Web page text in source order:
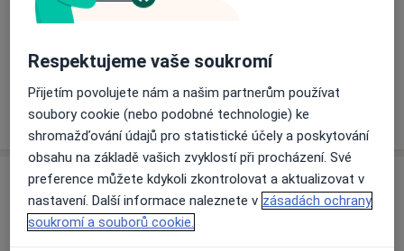
Ceník
Tento specialista ještě nepřidával žádné informace o
svých službách.
Adresa
Oblastní nemocnice Kolín
Respektujeme vaše soukromí
Přijetím povolujete nám a našim partnerům používat
soubory cookie (nebo podobné technologie) ke
shromažďování údajů pro statistické účely a poskytování
obsahu na základě vašich zvyklostí při procházení. Své
preference můžete kdykoli zkontrolovat a aktualizovat v
nastavení. Další informace naleznete v zásadách ochrany
soukromí a souborů cookie.